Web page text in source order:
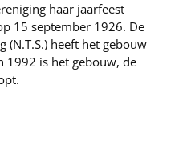
haar jaarfeest
15 september 1926. De
(N.T.S.) heeft het gebouw
1992 is het gebouw, de